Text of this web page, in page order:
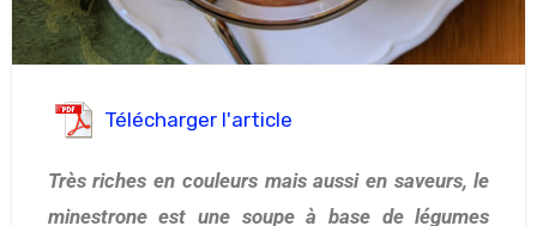
Télécharger l'article
Très riches en couleurs mais aussi en saveurs, le
minestrone est une soupe à base de légumes